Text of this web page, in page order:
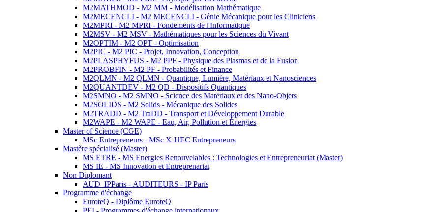
M2MATHMOD - M2 MM - Modélisation Mathématique
M2MECENCLI - M2 MECENCLI - Génie Mécanique pour les Cliniciens
M2MPRI - M2 MPRI - Fondements de l'Informatique
M2MSV - M2 MSV - Mathématiques pour les Sciences du Vivant
M2OPTIM - M2 OPT - Optimisation
M2PIC - M2 PIC - Projet, Innovation, Conception
M2PLASPHYFUS - M2 PPF - Physique des Plasmas et de la Fusion
M2PROBFIN - M2 PF - Probabilités et Finance
M2QLMN - M2 QLMN - Quantique, Lumière, Matériaux et Nanosciences
M2QUANTDEV - M2 QD - Dispositifs Quantiques
M2SMNO - M2 SMNO - Science des Matériaux et des Nano-Objets
M2SOLIDS - M2 Solids - Mécanique des Solides
M2TRADD - M2 TraDD - Transport et Développement Durable
M2WAPE - M2 WAPE - Eau, Air, Pollution et Énergies
Master of Science (CGE)
MSc Entrepreneurs - MSc X-HEC Entrepreneurs
Mastère spécialisé (Master)
MS ETRE - MS Energies Renouvelables : Technologies et Entrepreneuriat (Master)
MS IE - MS Innovation et Entreprenariat
Non Diplomant
AUD_IPParis - AUDITEURS - IP Paris
Programme d'échange
EuroteQ - Diplôme EuroteQ
PEI - Programmes d'échange internationaux